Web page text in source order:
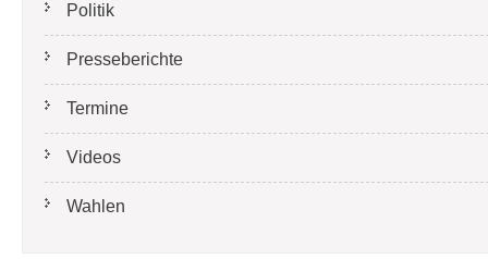
Politik
Presseberichte
Termine
Videos
Wahlen